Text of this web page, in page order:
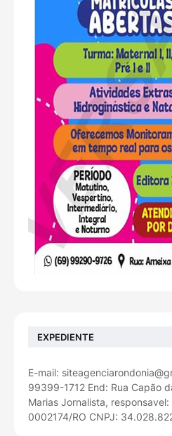
EXPEDIENTE
E-mail:
99399-1712 End: Rua Capão
Marias Jornalista, responsavel:
0002174/RO CNPJ: